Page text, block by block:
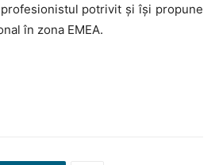
potrivit și își propune
în zona EMEA.